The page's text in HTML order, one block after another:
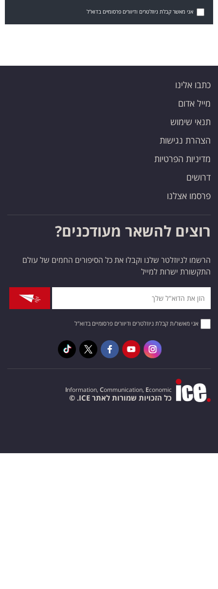
אני מאשר קבלת ניוזלטרים ודיוורים פרסומיים בדוא"ל
כתבו אלינו
מייל אדום
תנאי שימוש
הצהרת נגישות
מדיניות הפרטיות
דרושים
פרסמו אצלנו
רוצים להשאר מעודכנים?
הרשמו לניוזלטר שלנו וקבלו את כל הסיפורים החמים של עולם
התקשורת ישרות למייל
אני מאשר/ת קבלת ניוזלטרים ודיוורים פרסומיים בדוא"ל
Information, Communication, Economic
כל הזכויות שמורות לאתר ICE. ©